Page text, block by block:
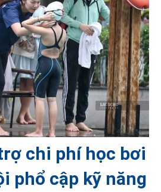
chi phí học bơi
phổ cập kỹ năng